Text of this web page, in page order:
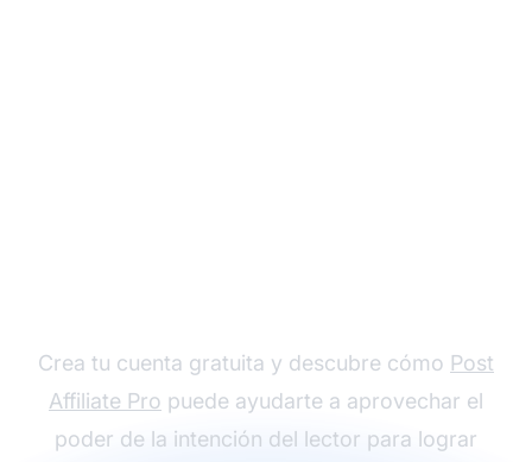
Crea tu cuenta gratuita y descubre cómo Post
Affiliate Pro puede ayudarte a aprovechar el
poder de la intención del lector para lograr